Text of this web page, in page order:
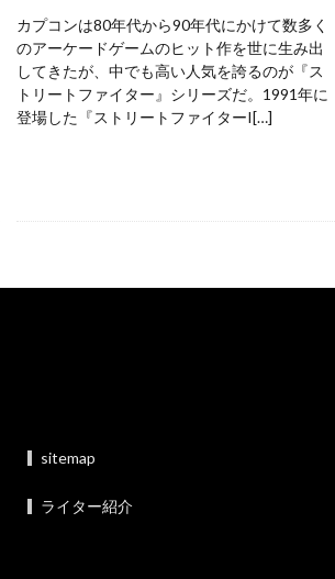
カプコンは80年代から90年代にかけて数多く
のアーケードゲームのヒット作を世に生み出
してきたが、中でも高い人気を誇るのが『ス
トリートファイター』シリーズだ。1991年に
登場した『ストリートファイターI[…]
sitemap
ライター紹介